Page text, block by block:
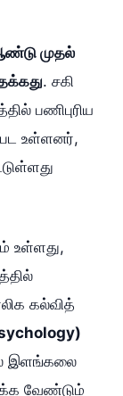
முதல்
. சகி
பணிபுரிய
உள்ளனர்,
உள்ளது,
கல்வித்
இளங்கலை
வேண்டும்